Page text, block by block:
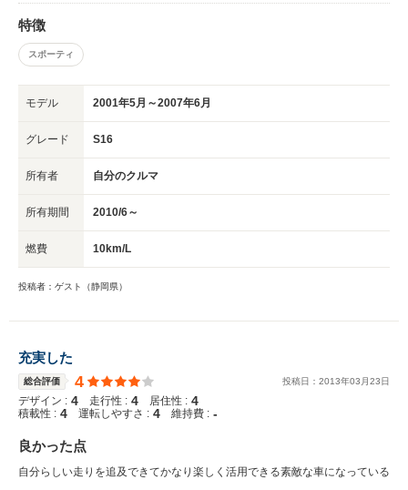
特徴
スポーティ
モデル 2001年5月～2007年6月
グレード S16
所有者 自分のクルマ
所有期間 2010/6～
燃費 10km/L
投稿者：ゲスト（静岡県）
充実した
総合評価 4 投稿日： 2013年03 月23日
デザイン : 4 走行性 : 4 居住性 : 4
積載性 : 4 運転しやすさ : 4 維持費 : -
良かった点
自分らしい走りを追及できてかなり楽しく活用できる素敵な車になっている